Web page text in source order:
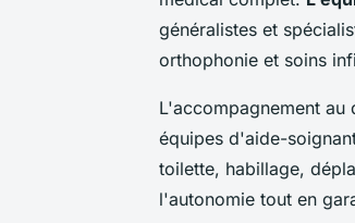
généralistes et
orthophonie et soins
L'accompagnement au
équipes d'aide-
toilette, habillage,
l'autonomie tout en